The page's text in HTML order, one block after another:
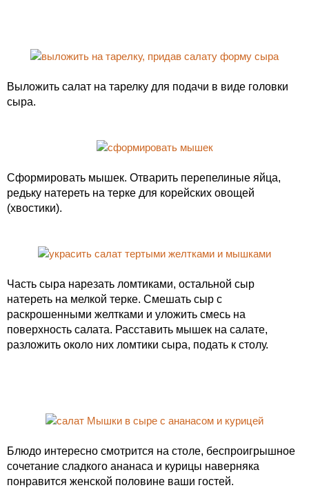
Выложить салат на тарелку для подачи в виде головки
сыра.
Сформировать мышек. Отварить перепелиные яйца,
редьку натереть на терке для корейских овощей
(хвостики).
Часть сыра нарезать ломтиками, остальной сыр
натереть на мелкой терке. Смешать сыр с
раскрошенными желтками и уложить смесь на
поверхность салата. Расставить мышек на салате,
разложить около них ломтики сыра, подать к столу.
Блюдо интересно смотрится на столе, беспроигрышное
сочетание сладкого ананаса и курицы наверняка
понравится женской половине ваши гостей.